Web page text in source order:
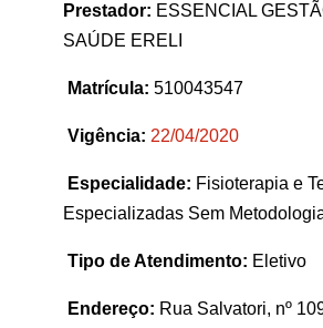
Prestador: ESSENCIAL
SAÚDE ERELI
Matrícula: 510043547
Vigência: 22/04/2020
Especialidade: Fisioterapia e
Especializadas Sem
Tipo de Atendimento: Eletivo
Endereço: Rua Salvatori, nº